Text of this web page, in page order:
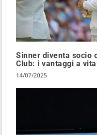
Sinner diventa socio
Club: i vantaggi a
14/07/2025